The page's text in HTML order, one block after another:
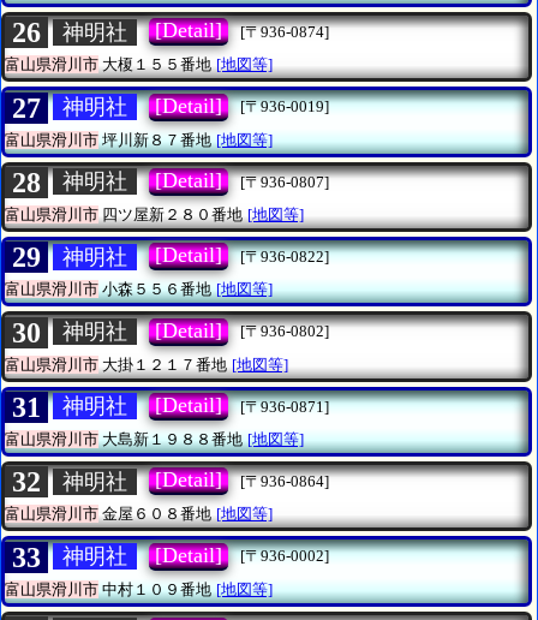
26 神明社 [Detail]
[〒936-0874]
富山県滑川市大榎１５５番地 [地図等]
27 神明社 [Detail]
[〒936-0019]
富山県滑川市坪川新８７番地 [地図等]
28 神明社 [Detail]
[〒936-0807]
富山県滑川市 四ツ屋新２８０番地 [地図等]
29 神明社 [Detail]
[〒936-0822]
富山県滑川市小森５５６番地 [地図等]
30 神明社 [Detail]
[〒936-0802]
富山県滑川市 大掛１２１７番地 [地図等]
31 神明社 [Detail]
[〒936-0871]
富山県滑川市大島新１９８８番地 [地図等]
32 神明社 [Detail]
[〒936-0864]
富山県滑川市金屋６０８番地 [地図等]
33 神明社 [Detail]
[〒936-0002]
富山県滑川市中村１０９番地 [地図等]